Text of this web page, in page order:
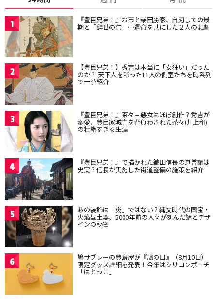
1 『豊臣兄弟！』お市と柴田勝家、自刃しての最
期と「辞世の句」…運命を共にした２人の悲劇
2 【豊臣兄弟！】秀吉は本当に「女狂い」だった
のか？ 天下人を彩った11人の側室たちを時系列
で一挙紹介
3 『豊臣兄弟！』茶々＝悪女はほぼ創作？秀吉が
溺愛、豊臣家滅亡を背負わされた茶々(井上和)
の壮絶すぎる生涯
4 『豊臣兄弟！』で描かれた織田信長の道普請は
史実？信長が実施した街道整備の施策を紹介
5 あの装飾は「炎」ではない？縄文時代の国宝・
火焔型土器、5000年前の人々が刻んだ謎とデザ
インの秘密
6 鳩サブレーの豊島屋が『鳩の日』（8月10日）
限定グッズ詳細を発表！今年はシリコンポーチ
「はとっこ」